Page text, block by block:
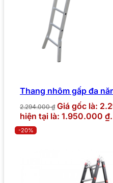
Thang nhôm gấp đa
2.294.000₫ Giá gốc là:
hiện tại là: 1.950.000 ₫.
-20%